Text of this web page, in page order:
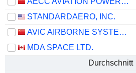
STANDARDAERO, INC.
AVIC AIRBORNE SYSTEMS CO., LTD.
MDA SPACE LTD.
Durchschnitt